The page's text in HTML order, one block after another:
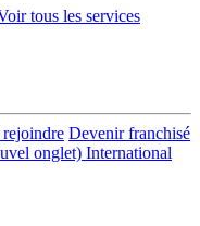
tous les services
Devenir franchisé
onglet) International